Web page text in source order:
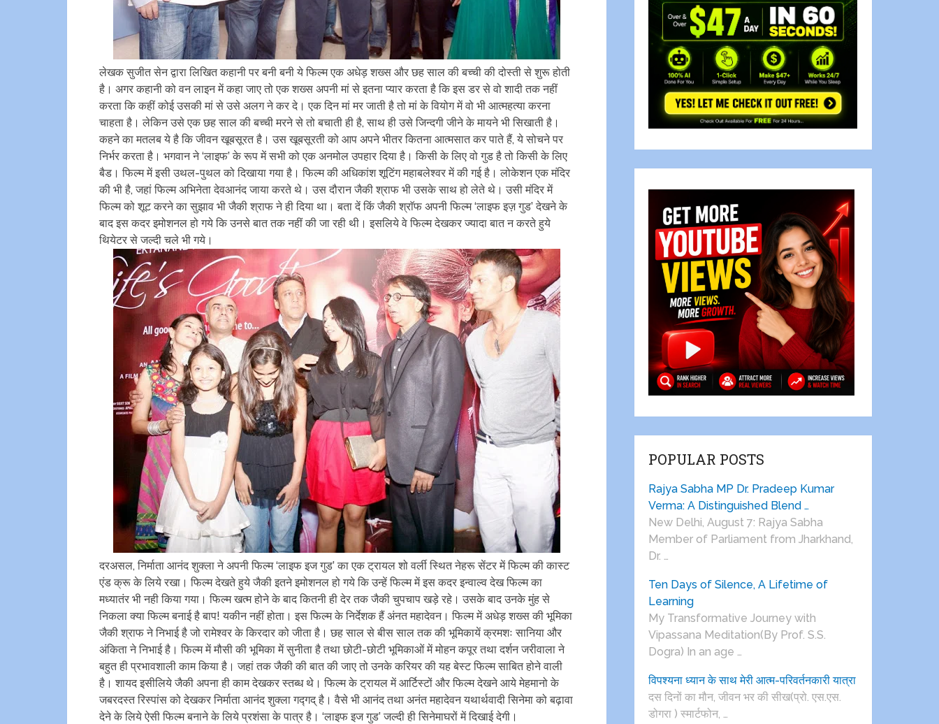
लेखक सुजीत सेन द्वारा लिखित कहानी पर बनी बनी ये फिल्म एक अधेड़ शख्स और छह साल की बच्ची की दोस्ती से शुरू होती
है। अगर कहानी को वन लाइन में कहा जाए तो एक शख्स अपनी मां से इतना प्यार करता है कि इस डर से वो शादी तक नहीं
करता कि कहीं कोई उसकी मां से उसे अलग ने कर दे। एक दिन मां मर जाती है तो मां के वियोग में वो भी आत्महत्या करना
चाहता है। लेकिन उसे एक छह साल की बच्ची मरने से तो बचाती ही है, साथ ही उसे जिन्दगी जीने के मायने भी सिखाती है।
कहने का मतलब ये है कि जीवन खूबसूरत है। उस खूबसूरती को आप अपने भीतर कितना आत्मसात कर पाते हैं, ये सोचने पर
निर्भर करता है। भगवान ने ‘लाइफ’ के रूप में सभी को एक अनमोल उपहार दिया है। किसी के लिए वो गुड है तो किसी के लिए
बैड। फिल्म में इसी उथल-पुथल को दिखाया गया है। फिल्म की अधिकांश शूटिंग महाबलेश्वर में की गई है। लोकेशन एक मंदिर
की भी है, जहां फिल्म अभिनेता देवआनंद जाया करते थे। उस दौरान जैकी श्राफ भी उसके साथ हो लेते थे। उसी मंदिर में
फिल्म को शूट करने का सुझाव भी जैकी श्राफ ने ही दिया था। बता दें किं जैकी श्राॅफ अपनी फिल्म ‘लाइफ इज़ गुड’ देखने के
बाद इस कदर इमोशनल हो गये कि उनसे बात तक नहीं की जा रही थी। इसलिये वे फिल्म देखकर ज्यादा बात न करते हुये
थियेटर से जल्दी चले भी गये।
दरअसल, निर्माता आनंद शुक्ला ने अपनी फिल्म ‘लाइफ इज गुड’ का एक ट्रायल शो वर्ली स्थित नेहरू सेंटर में फिल्म की कास्ट
एंड क्रू के लिये रखा। फिल्म देखते हुये जैकी इतने इमोशनल हो गये कि उन्हें फिल्म में इस कदर इन्वाल्व देख फिल्म का
मध्यातंर भी नही किया गया। फिल्म खत्म होने के बाद कितनी ही देर तक जैकी चुपचाप खड़े रहे। उसके बाद उनके मुंह से
निकला क्या फिल्म बनाई है बाप! यकीन नहीं होता। इस फिल्म के निर्देशक हैं अंनत महादेवन। फिल्म में अधेड़ शख्स की भूमिका
जैकी श्राफ ने निभाई है जो रामेश्वर के किरदार को जीता है। छह साल से बीस साल तक की भूमिकायें क्रमशः सानिया और
अंकिता ने निभाई है। फिल्म में मौसी की भूमिका में सुनीता है तथा छोटी-छोटी भूमिकाओं में मोहन कपूर तथा दर्शन जरीवाला ने
बहुत ही प्रभावशाली काम किया है। जहां तक जैकी की बात की जाए तो उनके करियर की यह बेस्ट फिल्म साबित होने वाली
है। शायद इसीलिये जैकी अपना ही काम देखकर स्तब्ध थे। फिल्म के ट्रायल में आर्टिस्टों और फिल्म देखने आये मेहमानो के
जबरदस्त रिस्पांस को देखकर निर्माता आनंद शुक्ला गद्गद् है। वैसे भी आनंद तथा अनंत महादेवन यथार्थवादी सिनेमा को बढ़ावा
देने के लिये ऐसी फिल्म बनाने के लिये प्रशंसा के पात्र है। ‘लाइफ इज गुड’ जल्दी ही सिनेमाघरों में दिखाई देगी।
POPULAR POSTS
Rajya Sabha MP Dr. Pradeep Kumar
Verma: A Distinguished Blend …
New Delhi, August 7: Rajya Sabha
Member of Parliament from Jharkhand,
Dr. …
Ten Days of Silence, A Lifetime of
Learning
My Transformative Journey with
Vipassana Meditation(By Prof. S.S.
Dogra) In an age …
विपश्यना ध्यान के साथ मेरी आत्म-परिवर्तनकारी यात्रा
दस दिनों का मौन, जीवन भर की सीख(प्रो. एस.एस.
डोगरा ) स्मार्टफोन, …